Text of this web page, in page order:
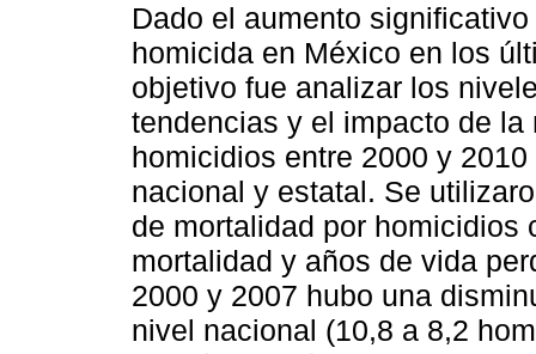
Dado el aumento
homicida en México en los
objetivo fue analizar los
tendencias y el impacto de la
homicidios entre 2000 y
nacional y estatal. Se
de mortalidad por homicidios
mortalidad y años de vida
2000 y 2007 hubo una
nivel nacional (10,8 a 8,2